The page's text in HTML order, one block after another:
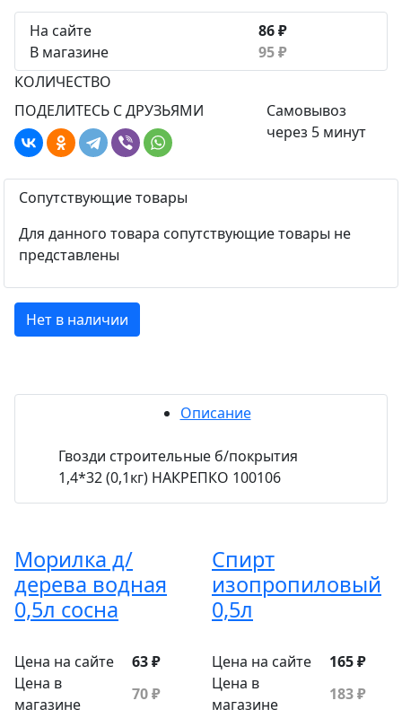
На сайте
86 ₽
В магазине
95 ₽
КОЛИЧЕСТВО
ПОДЕЛИТЕСЬ С ДРУЗЬЯМИ
Самовывоз
через 5 минут
Сопутствующие товары
Для данного товара сопутствующие товары не
представлены
Нет в наличии
Описание
Гвозди строительные б/покрытия
1,4*32 (0,1кг) НАКРЕПКО 100106
Морилка д/
дерева водная
0,5л сосна
Цена на сайте
63 ₽
Цена в
магазине
70 ₽
Спирт
изопропиловый
0,5л
Цена на сайте
165 ₽
Цена в
магазине
183 ₽